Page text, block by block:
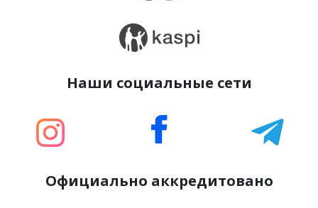
Наши социальные сети
Официально аккредитовано